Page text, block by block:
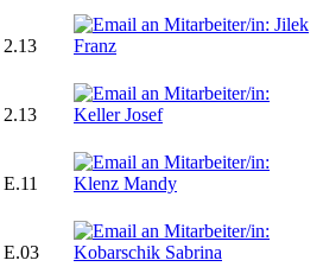
2.13
2.13
E.11
E.03